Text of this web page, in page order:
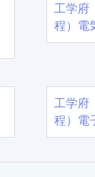
工学
程）電
工学
程）電